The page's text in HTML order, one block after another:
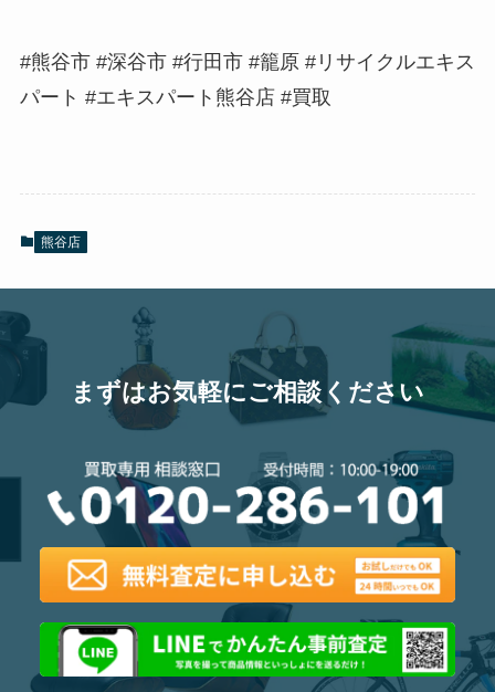
#熊谷市 #深谷市 #行田市 #籠原 #リサイクルエキス
パート #エキスパート熊谷店 #買取
熊谷店
まずはお気軽にご相談ください